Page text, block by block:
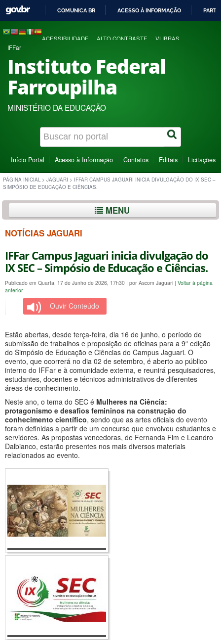
COMUNICA BR ACESSO À INFORMAÇÃO
ACESSIBILIDADE ALTO CONTRASTE VLIBRAS
IFFar
Instituto Federal
Farroupilha
MINISTÉRIO DA EDUCAÇÃO
Início Portal Acesso à Informação Contatos Editais Licitações
PÁGINA INICIAL > JAGUARI > IFFAR CAMPUS JAGUARI INICIA DIVULGAÇÃO DO IX SEC –
SIMPÓSIO DE EDUCAÇÃO E CIÊNCIAS.
MENU
NOTÍCIAS JAGUARI
IFFar Campus Jaguari inicia divulgação do
IX SEC – Simpósio de Educação e Ciências.
Publicado em Quarta, 17 de Junho de 2026, 17h30 | por Ascom Jaguari | Voltar à página
anterior
Ouvir Conteúdo
Estão abertas, desde terça-feira, dia 16 de junho, o período de
submissão de trabalhos e proposição de oficinas para a 9ª edição
do Simpósio de Educação e Ciências do Campus Jaguari. O
evento, que ocorrerá no dia 02 de setembro, é aberto ao público
interno do IFFar e à comunidade externa, e reunirá pesquisadores,
estudantes, docentes e técnicos administrativos de diferentes
áreas de conhecimento.
Neste ano, o tema do SEC é Mulheres na Ciência:
protagonismo e desafios femininos na construção do
conhecimento científico, sendo que as artes oficiais do evento
foram definidas a partir de um concurso que envolveu estudantes e
servidores. As propostas vencedoras, de Fernanda Fim e Leandro
Dalbianco, estarão presentes nos mais diversos materiais
relacionados ao evento.